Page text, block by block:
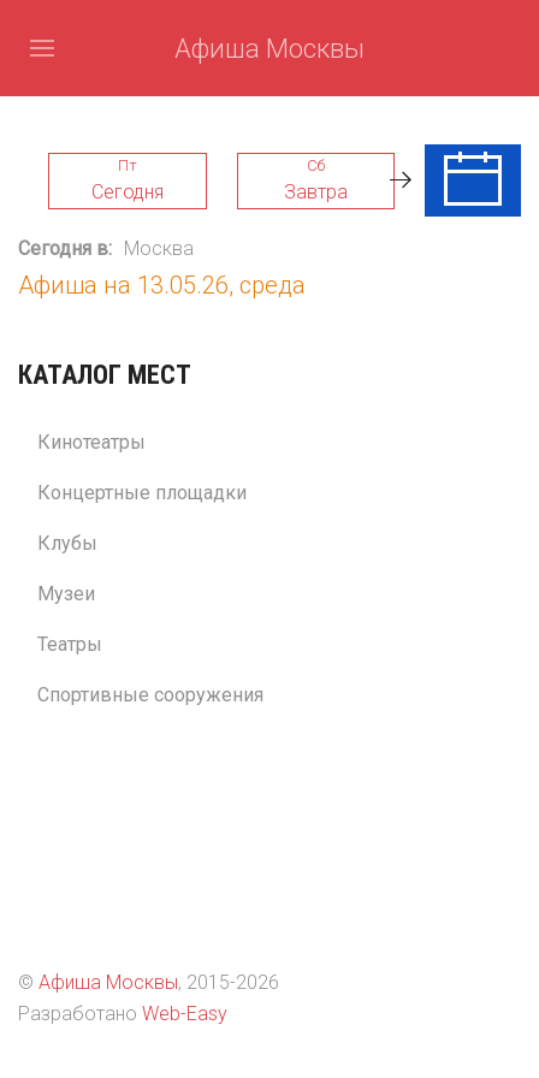
Афиша Москвы
Пт
Сегодня
Сб
Завтра
Вс
Сегодня в: Москва
Афиша на 13.05.26, среда
КАТАЛОГ МЕСТ
Кинотеатры
Концертные площадки
Клубы
Музеи
Театры
Спортивные сооружения
© Афиша Москвы, 2015-2026
Разработано Web-Easy